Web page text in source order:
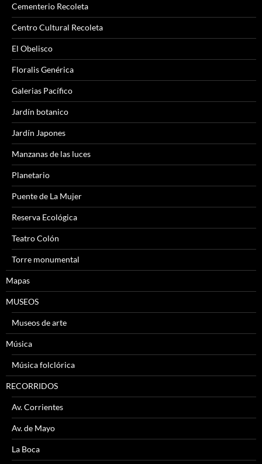
Cementerio Recoleta
Centro Cultural Recoleta
El Obelisco
Floralis Genérica
Galerias Pacífico
Jardín botanico
Jardín Japones
Manzanas de las luces
Planetario
Puente de La Mujer
Reserva Ecológica
Teatro Colón
Torre monumental
Mapas
MUSEOS
Museos de arte
Música
Música folclórica
RECORRIDOS
Av. Corrientes
Av. de Mayo
La Boca